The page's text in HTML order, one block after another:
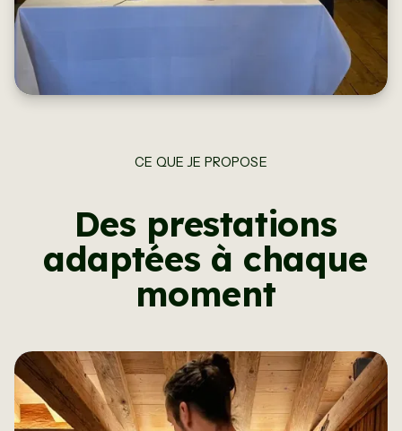
CE QUE JE PROPOSE
Des prestations
adaptées à chaque
moment